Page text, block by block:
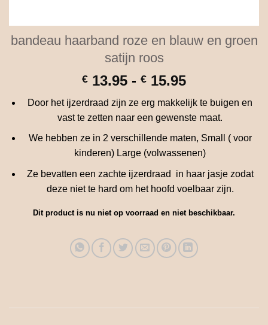
bandeau haarband roze en blauw en groen
satijn roos
€ 13.95 - € 15.95Prijsklasse:
tot
€ 15.95
Door het ijzerdraad zijn ze erg makkelijk te buigen en
vast te zetten naar een gewenste maat.
We hebben ze in 2 verschillende maten, Small ( voor
kinderen) Large (volwassenen)
Ze bevatten een zachte ijzerdraad in haar jasje zodat
deze niet te hard om het hoofd voelbaar zijn.
Dit product is nu niet op voorraad en niet beschikbaar.